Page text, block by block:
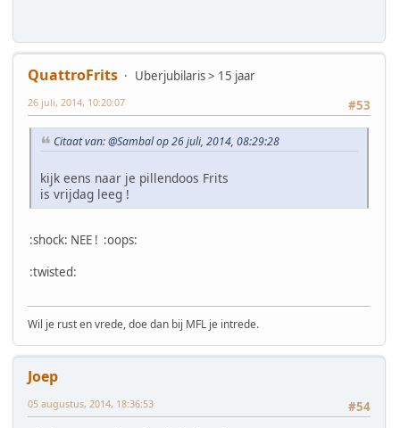
QuattroFrits
Uberjubilaris > 15 jaar
#53
26 juli, 2014, 10:20:07
Citaat van: @Sambal op 26 juli, 2014, 08:29:28
kijk eens naar je pillendoos Frits
is vrijdag leeg !
:shock: NEE ! :oops:
:twisted:
Wil je rust en vrede, doe dan bij MFL je intrede.
Joep
#54
05 augustus, 2014, 18:36:53